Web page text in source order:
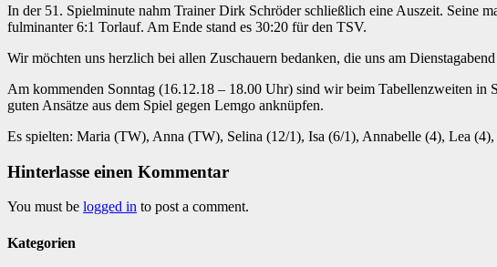
In der 51. Spielminute nahm Trainer Dirk Schröder schließlich eine Auszeit. Seine
fulminanter 6:1 Torlauf. Am Ende stand es 30:20 für den TSV.
Wir möchten uns herzlich bei allen Zuschauern bedanken, die uns am
Am kommenden Sonntag (16.12.18 – 18.00 Uhr) sind wir beim Tabellenzweiten in
guten Ansätze aus dem Spiel gegen Lemgo anknüpfen.
Es spielten: Maria (TW), Anna (TW), Selina (12/1), Isa (6/1), Annabelle (4), Lea
Hinterlasse einen Kommentar
You must be logged in to post a comment.
Kategorien